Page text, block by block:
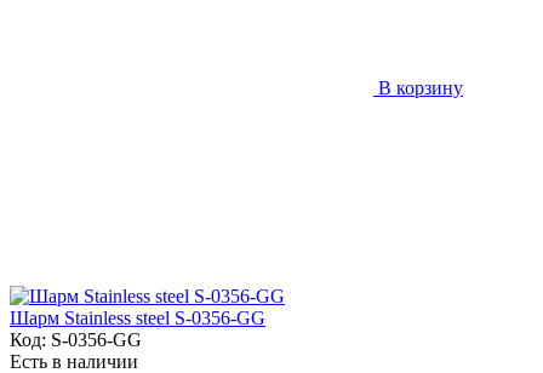
В корзину
Шарм Stainless steel S-0356-GG
Код: S-0356-GG
Есть в наличии